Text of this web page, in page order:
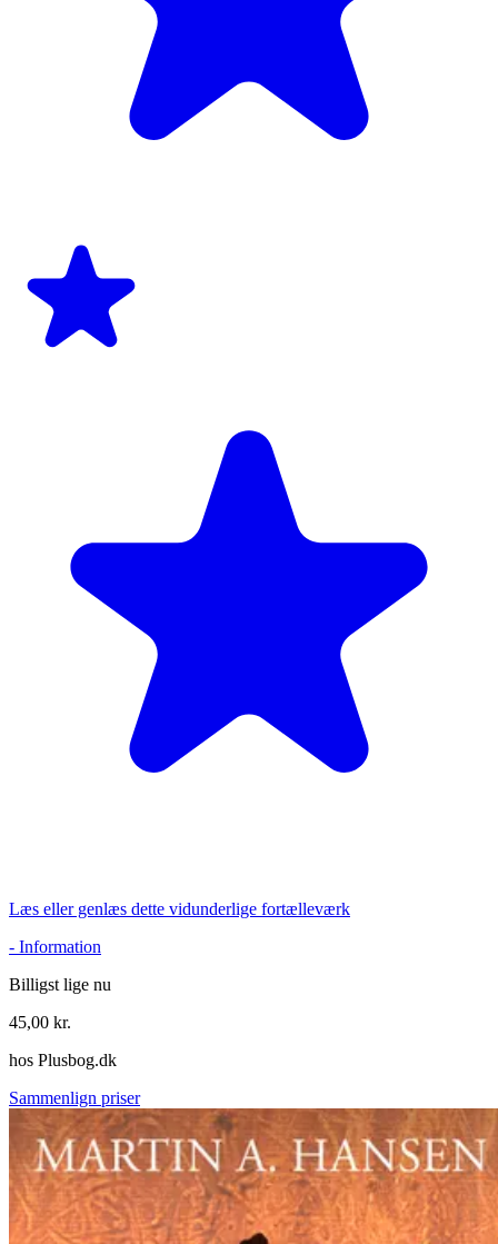
Læs eller genlæs dette vidunderlige fortælleværk
- Information
Billigst lige nu
45,00 kr.
hos Plusbog.dk
Sammenlign priser